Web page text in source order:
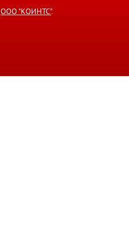
ООО "КОИНТС".